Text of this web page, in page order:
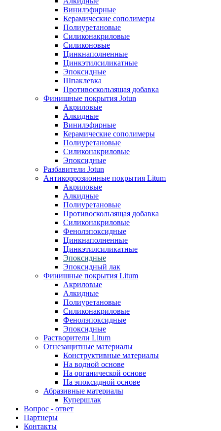
Винилэфирные
Керамические сополимеры
Полиуретановые
Силиконакриловые
Силиконовые
Цинкнаполненные
Цинкэтилсиликатные
Эпоксидные
Шпаклевка
Противоскользящая добавка
Финишные покрытия Jotun
Акриловые
Алкидные
Винилэфирные
Керамические сополимеры
Полиуретановые
Силиконакриловые
Эпоксидные
Разбавители Jotun
Антикоррозионные покрытия Litum
Акриловые
Алкидные
Полиуретановые
Противоскользящая добавка
Силиконакриловые
Фенолэпоксидные
Цинкнаполненные
Цинкэтилсиликатные
Эпоксидные
Эпоксидный лак
Финишные покрытия Litum
Акриловые
Алкидные
Полиуретановые
Силиконакриловые
Фенолэпоксидные
Эпоксидные
Растворители Litum
Огнезащитные материалы
Конструктивные материалы
На водной основе
На органической основе
На эпоксидной основе
Абразивные материалы
Купершлак
Вопрос - ответ
Партнеры
Контакты